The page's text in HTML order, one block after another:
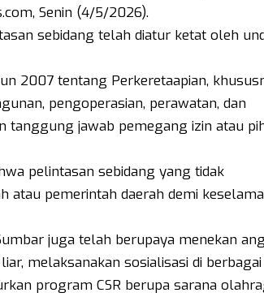
Senin (4/5/2026).
sebidang telah diatur ketat oleh
2007 tentang Perkeretaapian,
pengoperasian, perawatan, dan
tanggung jawab pemegang izin atau
pelintasan sebidang yang tidak
pemerintah daerah demi
juga telah berupaya menekan
melaksanakan sosialisasi di berbagai
program CSR berupa sarana